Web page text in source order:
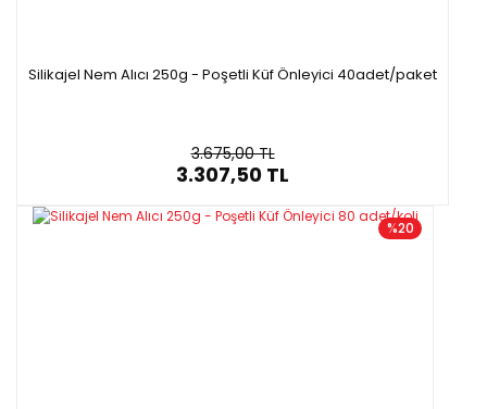
Silikajel Nem Alıcı 250g - Poşetli Küf Önleyici 40adet/paket
3.675,00 TL
3.307,50 TL
%20